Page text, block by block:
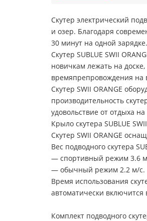
Скутер электрический
и озер. Благодаря
30 минут на одной зарядке.
Скутер SUBLUE SWII
новичкам лежать на
времяпрепровождения на
Скутер SWII ORANGE
производительность
удовольствие от отдыха на
Крыло скутера SUBLUE
Скутер SWII ORANGE
Вес подводного скутера
— спортивный режим 3.6
— обычный режим 2.2 м/с.
Время использования
автоматически включится
Комплект подводного